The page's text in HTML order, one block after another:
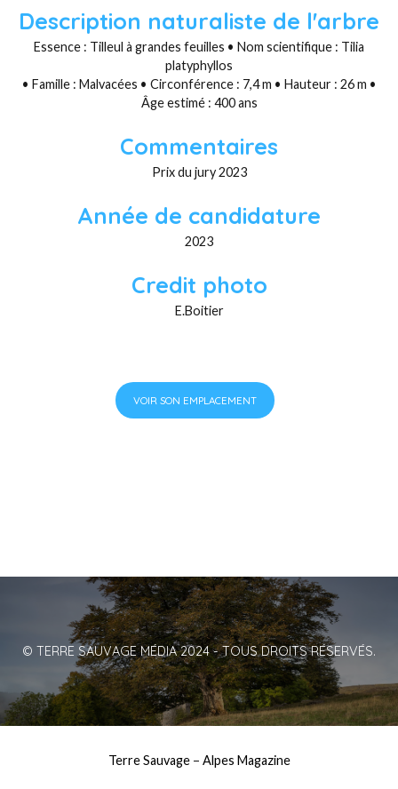
Description naturaliste de l'arbre
Essence : Tilleul à grandes feuilles • Nom scientifique : Tilia
platyphyllos
• Famille : Malvacées • Circonférence : 7,4 m • Hauteur : 26 m •
Âge estimé : 400 ans
Commentaires
Prix du jury 2023
Année de candidature
2023
Credit photo
E.Boitier
VOIR SON EMPLACEMENT
© TERRE SAUVAGE MÉDIA 2024 - TOUS DROITS RÉSERVÉS.
Terre Sauvage– Alpes Magazine